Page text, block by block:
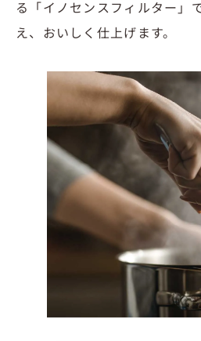
る「イノセンスフィルター」
え、おいしく仕上げます。